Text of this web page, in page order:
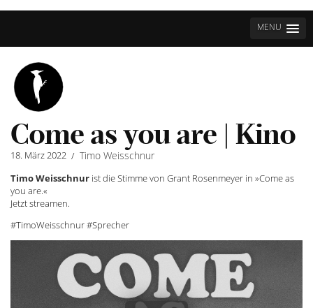
MENU
Come as you are | Kino
18. März 2022 / Timo Weisschnur
Timo Weisschnur ist die Stimme von Grant Rosenmeyer in »Come as
you are.«
Jetzt streamen.
#TimoWeisschnur #Sprecher